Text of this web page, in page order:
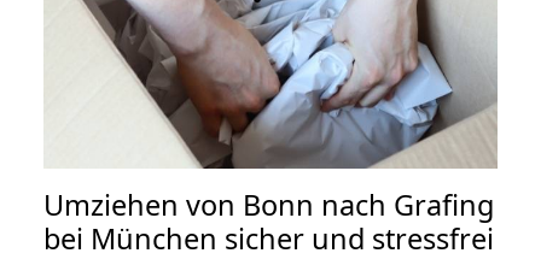
Umziehen von Bonn nach Grafing
bei München sicher und stressfrei